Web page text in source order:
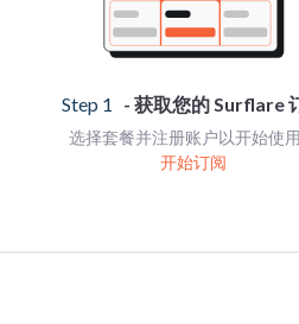
Step 1 - 获取您的 Surflare
选择套餐并注册账户以开始使用
开始订阅